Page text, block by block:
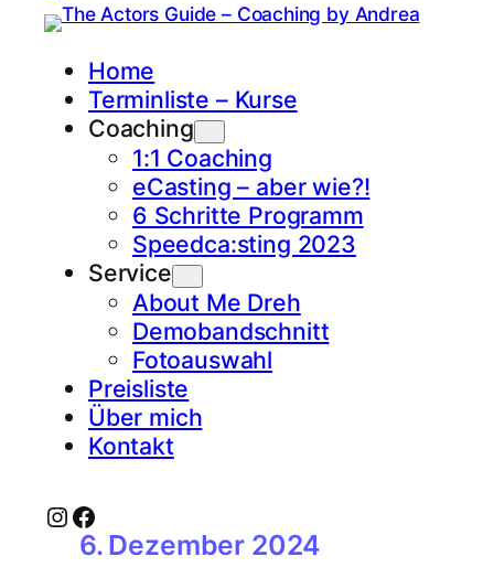
Home
Terminliste – Kurse
Coaching
1:1 Coaching
eCasting – aber wie?!
6 Schritte Programm
Speedca:sting 2023
Service
About Me Dreh
Demobandschnitt
Fotoauswahl
Preisliste
Über mich
Kontakt
Instagram Facebook
6. Dezember 2024